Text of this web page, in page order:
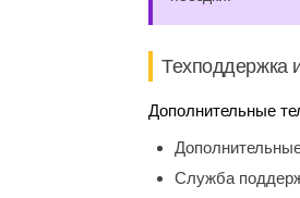
Техподдержка
Дополнительные
Служба